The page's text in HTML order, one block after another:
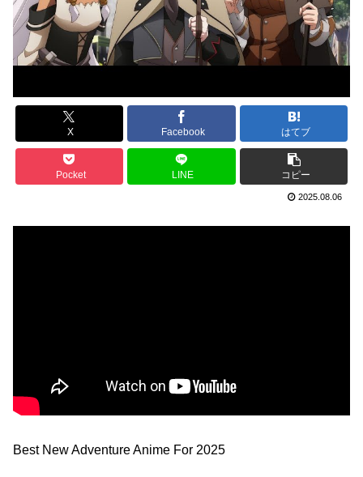
X Facebook はてブ
Pocket LINE コピー
2025.08.06
Best New Adventure Anime For 2025